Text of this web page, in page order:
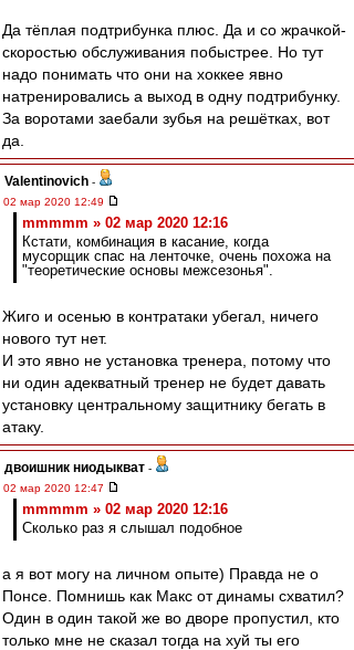
Да тёплая подтрибунка плюс. Да и со жрачкой-
скоростью обслуживания побыстрее. Но тут
надо понимать что они на хоккее явно
натренировались а выход в одну подтрибунку.
За воротами заебали зубья на решётках, вот
да.
Valentinovich -
02 мар 2020 12:49
mmmmm » 02 мар 2020 12:16
Кстати, комбинация в касание, когда
мусорщик спас на ленточке, очень похожа на
"теоретические основы межсезонья".
Жиго и осенью в контратаки убегал, ничего
нового тут нет.
И это явно не установка тренера, потому что
ни один адекватный тренер не будет давать
установку центральному защитнику бегать в
атаку.
двоишник ниодыкват -
02 мар 2020 12:47
mmmmm » 02 мар 2020 12:16
Сколько раз я слышал подобное
а я вот могу на личном опыте) Правда не о
Понсе. Помнишь как Макс от динамы схватил?
Один в один такой же во дворе пропустил, кто
только мне не сказал тогда на хуй ты его